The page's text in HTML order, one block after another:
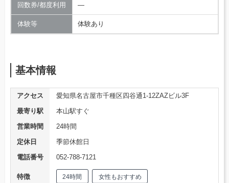
回数券/都度利用 ―
体験等 体験あり
基本情報
アクセス
愛知県名古屋市千種区四谷通1-12ZAZビル3F
最寄り駅
本山駅すぐ
営業時間
24時間
定休日
季節休館日
電話番号
052-788-7121
特徴 24時間 女性もおすすめ